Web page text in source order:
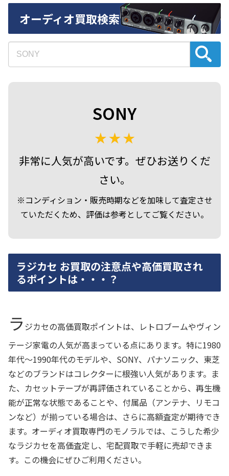
オーディオ買取検索
SONY
非常に人気が高いです。ぜひお送りくだ
さい。
※コンディション・販売時期などを加味して査定させ
ていただくため、評価は参考としてご覧ください。
ラジカセ お買取の注意点や高価買取され
るポイントは・・・？
ラジカセの高価買取ポイントは、レトロブームやヴィン
テージ家電の人気が高まっている点にあります。特に1980
年代～1990年代のモデルや、SONY、パナソニック、東芝
などのブランドはコレクターに根強い人気があります。ま
た、カセットテープが再評価されていることから、再生機
能が正常な状態であることや、付属品（アンテナ、リモコ
ンなど）が揃っている場合は、さらに高額査定が期待でき
ます。オーディオ買取専門のモノラルでは、こうした希少
なラジカセを高価査定し、宅配買取で手軽に売却できま
す。この機会にぜひご利用ください。